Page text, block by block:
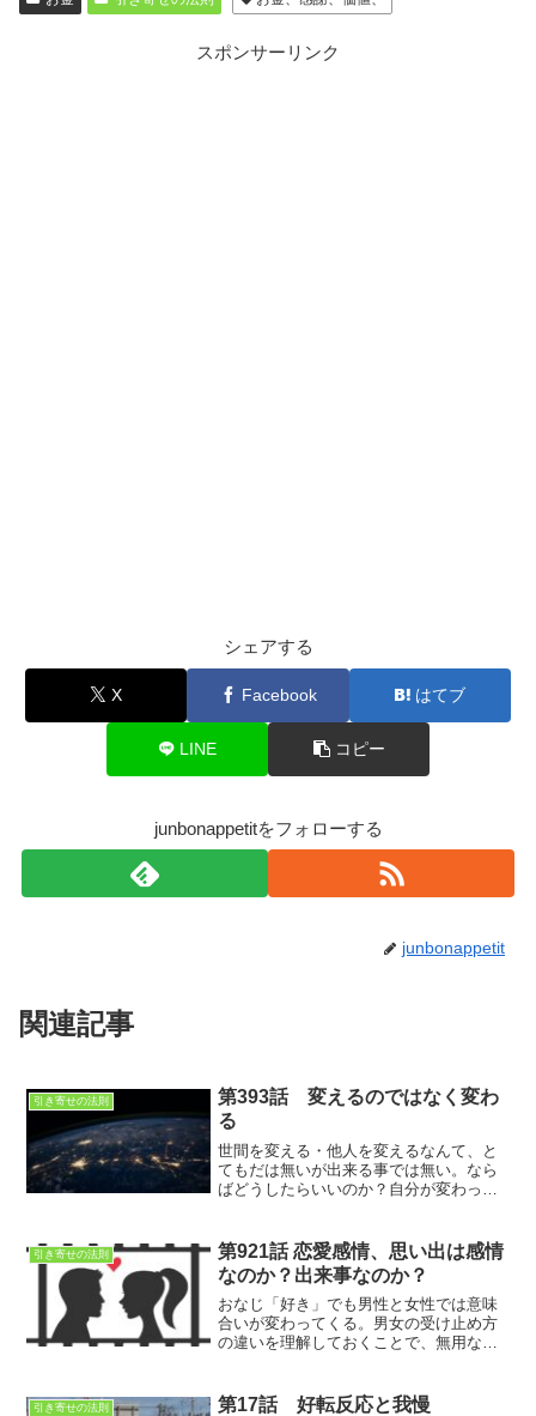
スポンサーリンク
シェアする
X Facebook はてブ
LINE コピー
junbonappetitをフォローする
junbonappetit
関連記事
引き寄せの法則
第393話 変えるのではなく変わ
る
世間を変える・他人を変えるなんて、と
てもだは無いが出来る事では無い。なら
ばどうしたらいいのか？自分が変わって
他人が変わるかは他人の意志なのです。
引き寄せの法則
第921話 恋愛感情、思い出は感情
なのか？出来事なのか？
おなじ「好き」でも男性と女性では意味
合いが変わってくる。男女の受け止め方
の違いを理解しておくことで、無用なト
引き寄せの法則 第17話 好転反応と我慢